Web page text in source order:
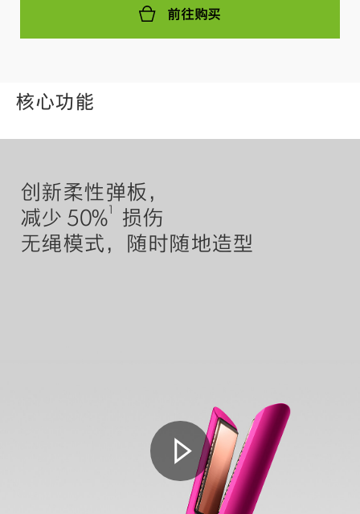
前往购买
核心功能
创新柔性弹板，
减少 50%1
损伤
无绳模式，随时随地造型